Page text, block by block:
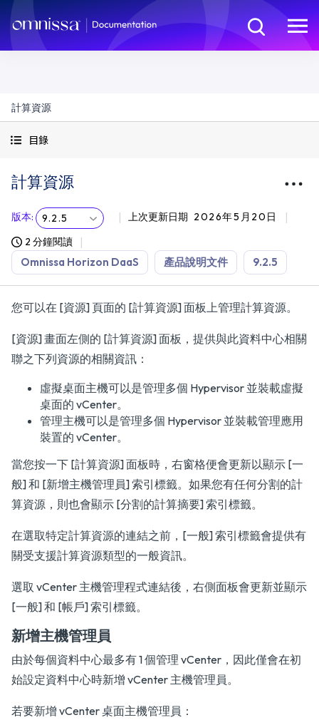
計算資源
目錄
計算資源
版本: 9.2.5 上次更新日期 2026年5月20日
2 分鐘閱讀
Omnissa Horizon DaaS 產品說明文件 9.2.5
您可以在 [資源] 頁面的 [計算資源] 面板上管理計算資源。
[資源] 畫面左側的 [計算資源] 面板，提供與此資料中心相關
聯之下列資源的相關資訊：
虛擬桌面主機可以是管理多個 Hypervisor 並裝載虛擬
桌面的 vCenter。
管理主機可以是管理多個 Hypervisor 並裝載管理應用
裝置的 vCenter。
當您按一下 [計算資源] 面板時，右窗格便會更新以顯示 [一
般] 和 [新增主機管理員] 索引標籤。如果您有任何分割的計
算資源，則也會顯示 [分割的計算摘要] 索引標籤。
在選取特定計算資源的連結之前，[一般] 索引標籤會提供有
關受支援計算資源類型的一般資訊。
選取 vCenter 主機管理程式連結後，右側面板會更新並顯示
[一般] 和 [帳戶] 索引標籤。
新增主機管理員
由於每個資料中心最多有 1 個管理 vCenter，因此僅會在初
始設定資料中心時新增 vCenter 主機管理員。
若要新增 vCenter 桌面主機管理員：